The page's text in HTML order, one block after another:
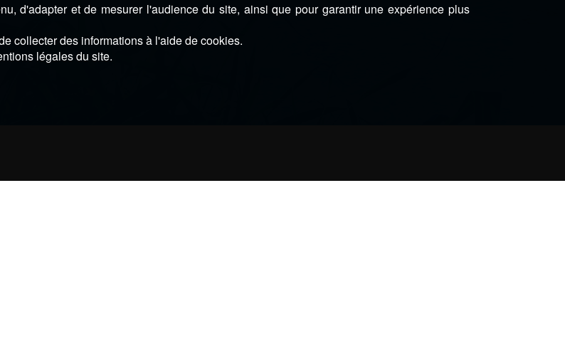
d'adapter et de mesurer l'audience du site, ainsi que pour garantir une expérience plus
collecter des informations à l'aide de cookies.
légales du site.